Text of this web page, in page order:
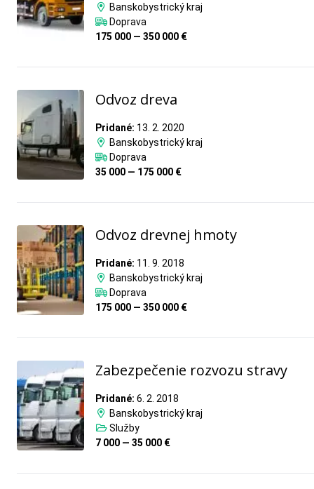
Banskobystrický kraj
Doprava
175 000 — 350 000 €
Odvoz dreva
Pridané: 13. 2. 2020
Banskobystrický kraj
Doprava
35 000 — 175 000 €
Odvoz drevnej hmoty
Pridané: 11. 9. 2018
Banskobystrický kraj
Doprava
175 000 — 350 000 €
Zabezpečenie rozvozu stravy
Pridané: 6. 2. 2018
Banskobystrický kraj
Služby
7 000 — 35 000 €